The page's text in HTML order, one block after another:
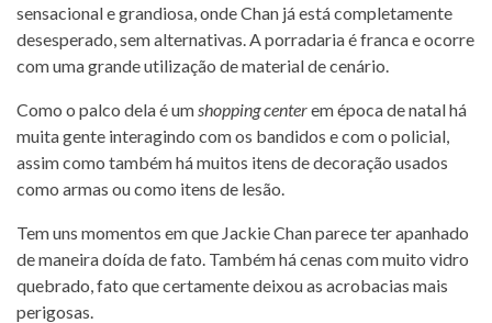
sensacional e grandiosa, onde Chan já está completamente
desesperado, sem alternativas. A porradaria é franca e ocorre
com uma grande utilização de material de cenário.
Como o palco dela é um shopping centerem época de natal há
muita gente interagindo com os bandidos e com o policial,
assim como também há muitos itens de decoração usados
como armas ou como itens de lesão.
Tem uns momentos em que Jackie Chan parece ter apanhado
de maneira doída de fato. Também há cenas com muito vidro
quebrado, fato que certamente deixou as acrobacias mais
perigosas.